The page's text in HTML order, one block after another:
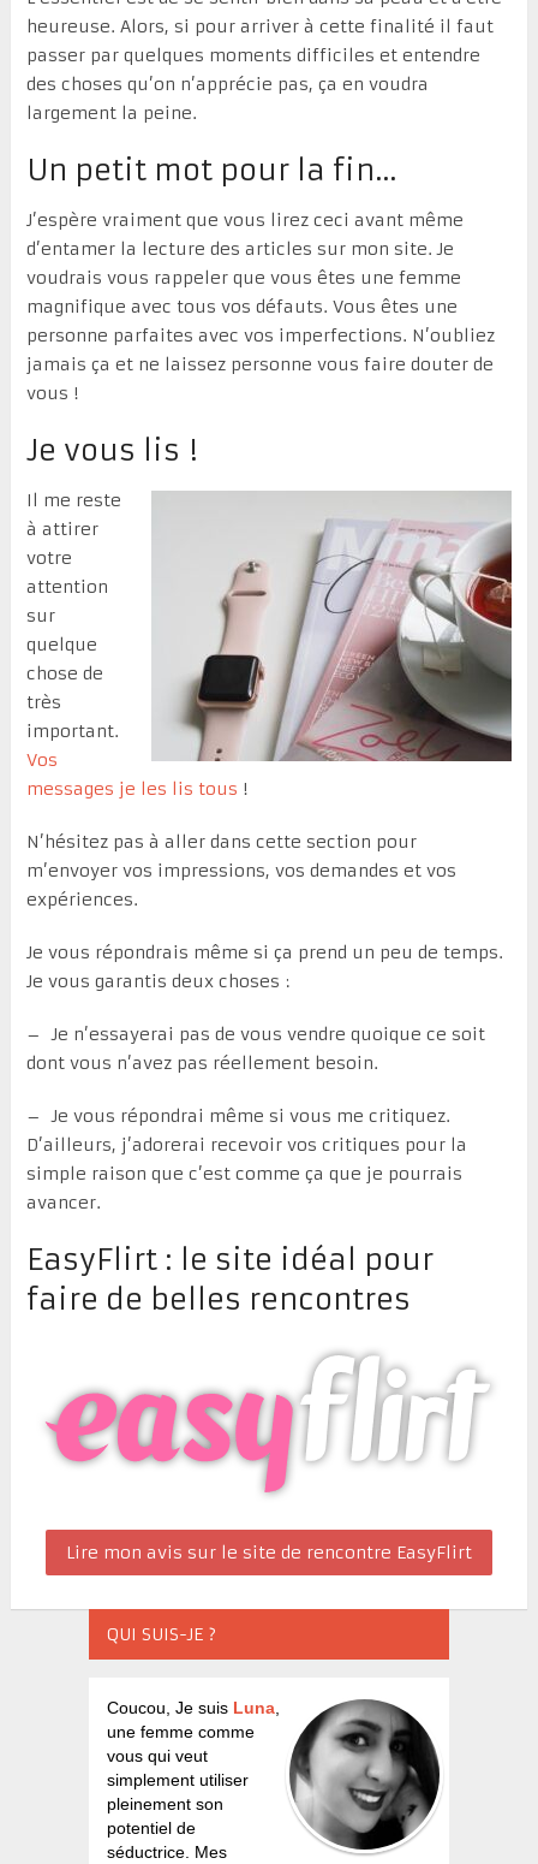
heureuse. Alors, si pour arriver à cette finalité il faut
passer par quelques moments difficiles et entendre
des choses qu’on n’apprécie pas, ça en voudra
largement la peine.
Un petit mot pour la fin…
J’espère vraiment que vous lirez ceci avant même
d’entamer la lecture des articles sur mon site. Je
voudrais vous rappeler que vous êtes une femme
magnifique avec tous vos défauts. Vous êtes une
personne parfaites avec vos imperfections. N’oubliez
jamais ça et ne laissez personne vous faire douter de
vous !
Je vous lis !
Il me reste
à attirer
votre
attention
sur
quelque
chose de
très
important.
Vos
messages je les lis tous !
N’hésitez pas à aller dans cette section pour
m’envoyer vos impressions, vos demandes et vos
expériences.
Je vous répondrais même si ça prend un peu de temps.
Je vous garantis deux choses :
– Je n’essayerai pas de vous vendre quoique ce soit
dont vous n’avez pas réellement besoin.
– Je vous répondrai même si vous me critiquez.
D’ailleurs, j’adorerai recevoir vos critiques pour la
simple raison que c’est comme ça que je pourrais
avancer.
EasyFlirt : le site idéal pour
faire de belles rencontres
Lire mon avis sur le site de rencontre EasyFlirt
QUI SUIS-JE ?
Coucou, Je suis Luna,
une femme comme
vous qui veut
simplement utiliser
pleinement son
potentiel de
séductrice. Mes